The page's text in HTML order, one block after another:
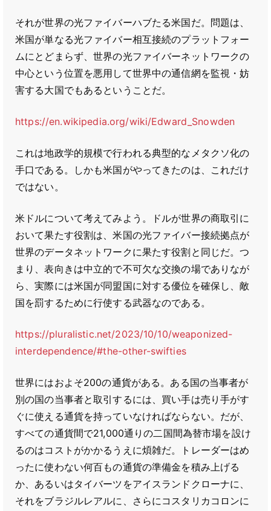
それが世界の光ファイバーハブたる米国だ。問題は、
米国が単なる光ファイバー相互接続のプラットフォー
ムにとどまらず、世界の光ファイバーネットワークの
中心という位置を悪用して世界中の通信網を監視・妨
害する大国でもあるということだ。
https://en.wikipedia.org/wiki/Edward_Snowden
これは地政学的規模で行われる典型的なメタクソ化の
手口である。しかも米国がやってきたのは、これだけ
ではない。
米ドルについて考えてみよう。ドルが世界の商取引に
おいて果たす役割は、米国の光ファイバー接続拠点が
世界のデータネットワークに果たす役割と同じだ。つ
まり、表向きは中立的で不可欠な交換の場でありなが
ら、実際には米国が同盟国に対する優位を確保し、敵
国を罰するために行使する武器なのである。
https://pluralistic.net/2023/10/10/weaponized-
interdependence/#the-other-swifties
世界にはおよそ200の通貨がある。ある国の当事者が
別の国の当事者と取引するには、買い手は売り手がす
ぐに使える通貨を持っていなければならない。だが、
すべての通貨間で21,000通りの二国間為替市場を設け
るのはコストがかかるうえに煩雑だ。トレーダーはめ
ったに使わない何百もの通貨の準備金を積み上げる
か、あるいはタイバーツをアイスランドクローナに、
それをブラジルレアルに、さらにコスタリカコロンに